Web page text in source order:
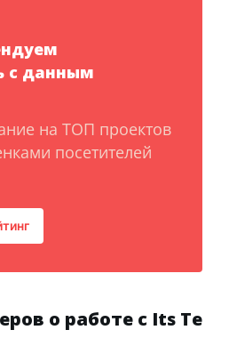
с данным
на ТОП проектов
посетителей
о работе с Its Te